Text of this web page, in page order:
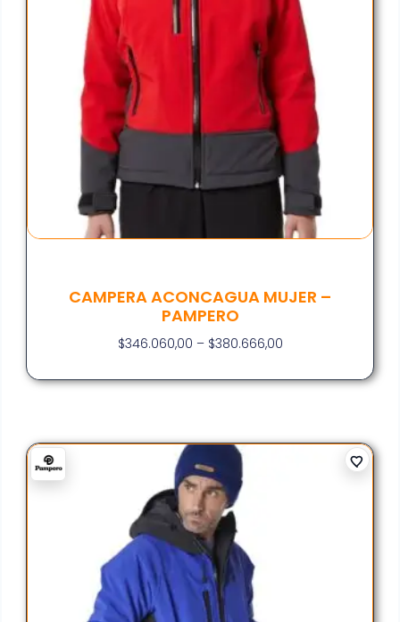
CAMPERA ACONCAGUA MUJER –
PAMPERO
$346.060,00 – $380.666,00